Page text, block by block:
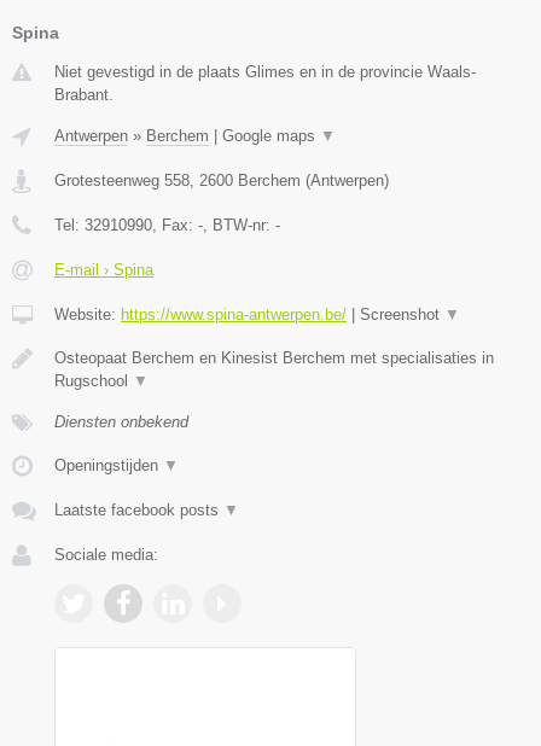
Spina
Niet gevestigd in de plaats Glimes en in de provincie Waals-
Brabant.
Antwerpen » Berchem Google maps ▼
Grotesteenweg 558 2600 Berchem (Antwerpen)
Tel: 32910990 , Fax: - , BTW-nr: -
E-mail › Spina
Website: https://www.spina-antwerpen.be/ Screenshot ▼
Osteopaat Berchem en Kinesist Berchem met specialisaties in
Rugschool
▼
Diensten onbekend
Openingstijden ▼
Laatste facebook posts ▼
Sociale media: